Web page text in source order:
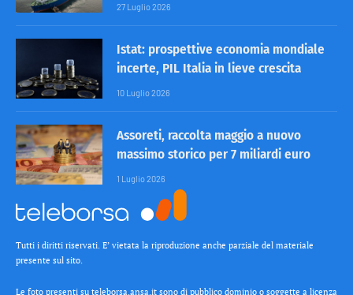
27 Luglio 2026
Istat: prospettive economia mondiale
incerte, PIL Italia in lieve crescita
10 Luglio 2026
Assoreti, raccolta maggio a nuovo
massimo storico per 7 miliardi euro
1 Luglio 2026
Tutti i diritti riservati. E’ vietata la riproduzione anche parziale del materiale
presente sul sito.
Le foto presenti su teleborsa.ansa.it sono di pubblico dominio o soggette a licenza